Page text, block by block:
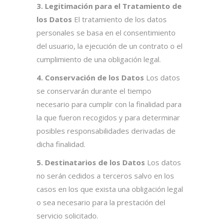
3. Legitimación para el Tratamiento de
los Datos El tratamiento de los datos
personales se basa en el consentimiento
del usuario, la ejecución de un contrato o el
cumplimiento de una obligación legal.
4. Conservación de los Datos Los datos
se conservarán durante el tiempo
necesario para cumplir con la finalidad para
la que fueron recogidos y para determinar
posibles responsabilidades derivadas de
dicha finalidad.
5. Destinatarios de los Datos Los datos
no serán cedidos a terceros salvo en los
casos en los que exista una obligación legal
o sea necesario para la prestación del
servicio solicitado.